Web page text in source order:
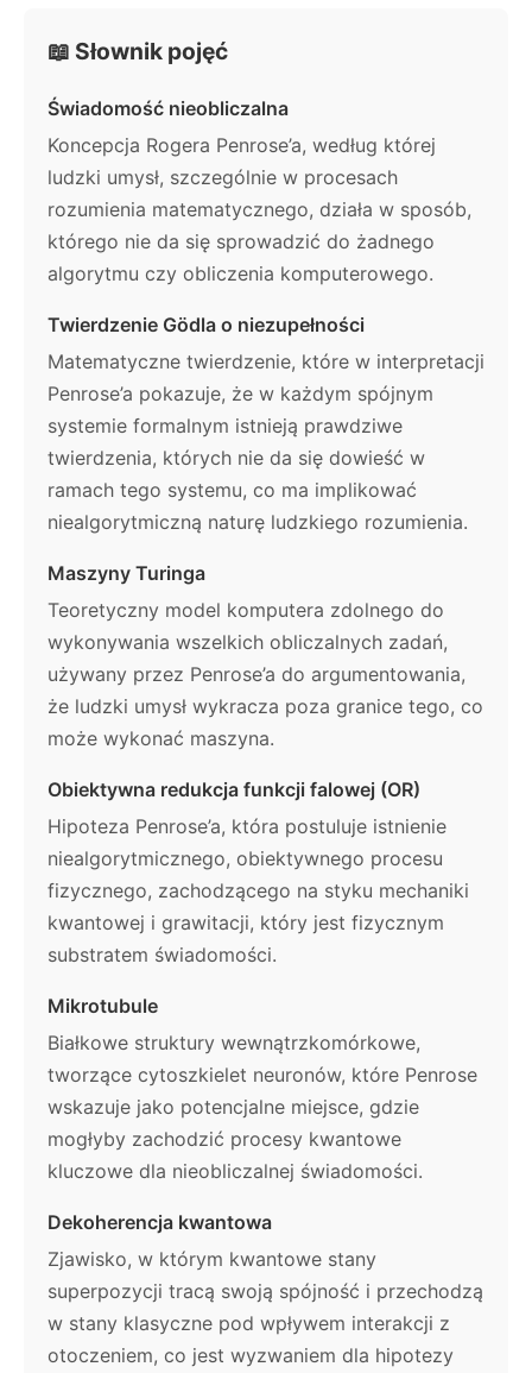
📖 Słownik pojęć
Świadomość nieobliczalna
Koncepcja Rogera Penrose’a, według której
ludzki umysł, szczególnie w procesach
rozumienia matematycznego, działa w sposób,
którego nie da się sprowadzić do żadnego
algorytmu czy obliczenia komputerowego.
Twierdzenie Gödla o niezupełności
Matematyczne twierdzenie, które w interpretacji
Penrose’a pokazuje, że w każdym spójnym
systemie formalnym istnieją prawdziwe
twierdzenia, których nie da się dowieść w
ramach tego systemu, co ma implikować
niealgorytmiczną naturę ludzkiego rozumienia.
Maszyny Turinga
Teoretyczny model komputera zdolnego do
wykonywania wszelkich obliczalnych zadań,
używany przez Penrose’a do argumentowania,
że ludzki umysł wykracza poza granice tego, co
może wykonać maszyna.
Obiektywna redukcja funkcji falowej (OR)
Hipoteza Penrose’a, która postuluje istnienie
niealgorytmicznego, obiektywnego procesu
fizycznego, zachodzącego na styku mechaniki
kwantowej i grawitacji, który jest fizycznym
substratem świadomości.
Mikrotubule
Białkowe struktury wewnątrzkomórkowe,
tworzące cytoszkielet neuronów, które Penrose
wskazuje jako potencjalne miejsce, gdzie
mogłyby zachodzić procesy kwantowe
kluczowe dla nieobliczalnej świadomości.
Dekoherencja kwantowa
Zjawisko, w którym kwantowe stany
superpozycji tracą swoją spójność i przechodzą
w stany klasyczne pod wpływem interakcji z
otoczeniem, co jest wyzwaniem dla hipotezy